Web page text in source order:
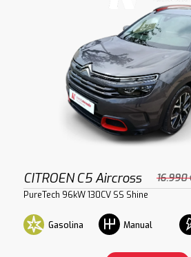
CITROEN C5 Aircross 16.990
PureTech 96kW 130CV SS Shine
Gasolina Manual